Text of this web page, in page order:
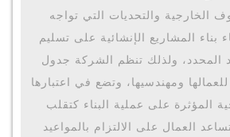
الخارجية والتحديات التي تواجه
بناء المشاريع الإنشائية على تسليم
المحدد، ولذلك تنظم الشركة جدول
ومهندسيها، وتضع في اعتبارها
المؤثرة على عملية البناء كتقلب
العمال على الالتزام بالمواعيد